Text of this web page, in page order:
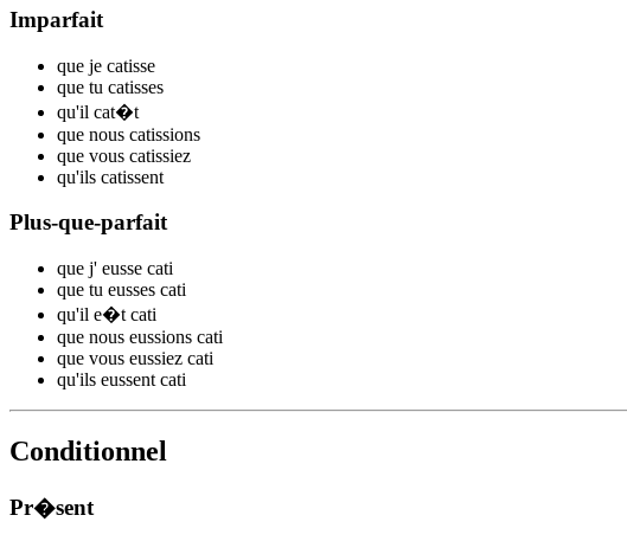
Imparfait
que je catisse
que tu catisses
qu'il cat�t
que nous catissions
que vous catissiez
qu'ils catissent
Plus-que-parfait
que j' eusse cati
que tu eusses cati
qu'il e�t cati
que nous eussions cati
que vous eussiez cati
qu'ils eussent cati
Conditionnel
Pr�sent